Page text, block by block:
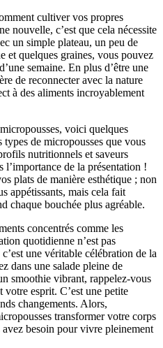
cultiver vos propres
nouvelle, c’est que cela nécessite
un simple plateau, un peu de
et quelques graines, vous pouvez
semaine. En plus d’être une
de reconnecter avec la nature
à des aliments incroyablement
voici quelques
de micropousses que vous
nutritionnels et saveurs
de la présentation !
plats de manière esthétique ; non
appétissants, mais cela fait
chaque bouchée plus agréable.
concentrés comme les
quotidienne n’est pas
une véritable célébration de la
dans une salade pleine de
smoothie vibrant, rappelez-vous
esprit. C’est une petite
changements. Alors,
transformer votre corps
besoin pour vivre pleinement